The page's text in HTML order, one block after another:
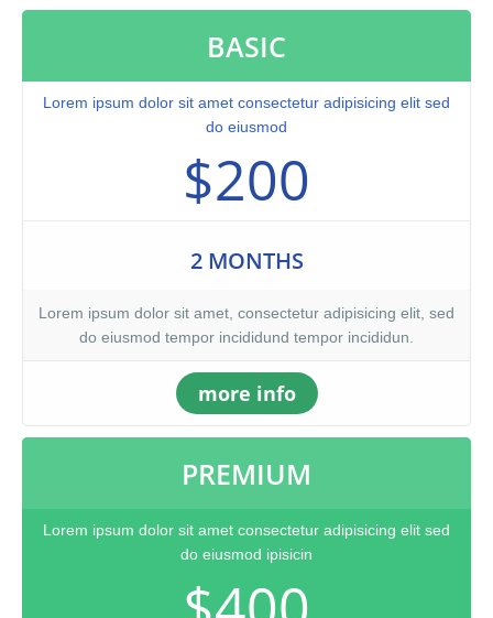
BASIC
Lorem ipsum dolor sit amet consectetur adipisicing elit sed
do eiusmod
$200
2 MONTHS
Lorem ipsum dolor sit amet, consectetur adipisicing elit, sed
do eiusmod tempor incididund tempor incididun.
more info
PREMIUM
Lorem ipsum dolor sit amet consectetur adipisicing elit sed
do eiusmod ipisicin